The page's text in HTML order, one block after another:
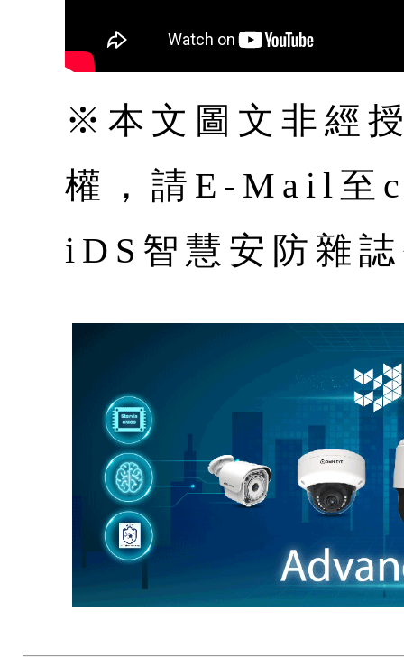
※本文圖文非經
權，請E-Mail至
iDS智慧安防雜